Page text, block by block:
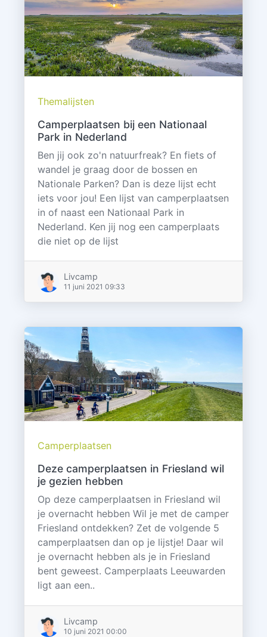
Themalijsten
Camperplaatsen bij een Nationaal
Park in Nederland
Ben jij ook zo'n natuurfreak? En fiets of
wandel je graag door de bossen en
Nationale Parken? Dan is deze lijst echt
iets voor jou! Een lijst van camperplaatsen
in of naast een Nationaal Park in
Nederland. Ken jij nog een camperplaats
die niet op de lijst
Livcamp
11 juni 2021 09:33
Camperplaatsen
Deze camperplaatsen in Friesland wil
je gezien hebben
Op deze camperplaatsen in Friesland wil
je overnacht hebben Wil je met de camper
Friesland ontdekken? Zet de volgende 5
camperplaatsen dan op je lijstje! Daar wil
je overnacht hebben als je in Friesland
bent geweest. Camperplaats Leeuwarden
ligt aan een..
Livcamp
10 juni 2021 00:00